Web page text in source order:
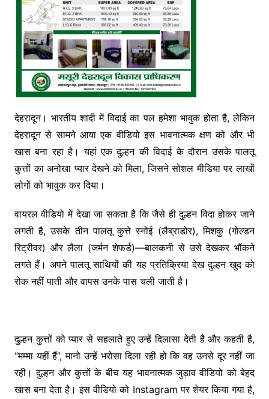
देहरादून। भारतीय शादी में विदाई का पल हमेशा भावुक होता है, लेकिन
देहरादून से सामने आया एक वीडियो इस भावनात्मक क्षण को और भी
खास बना रहा है। यहां एक दुल्हन की विदाई के दौरान उसके पालतू
कुत्तों का अनोखा प्यार देखने को मिला, जिसने सोशल मीडिया पर लाखों
लोगों को भावुक कर दिया।
वायरल वीडियो में देखा जा सकता है कि जैसे ही दुल्हन विदा होकर जाने
लगती है, उसके तीन पालतू कुत्ते स्नोई (लैब्राडोर), मिशकु (गोल्डन
रिट्रीवर) और लैला (जर्मन शेफर्ड)—बालकनी से उसे देखकर भौंकने
लगते हैं। अपने पालतू साथियों की यह प्रतिक्रिया देख दुल्हन खुद को
रोक नहीं पाती और वापस उनके पास चली जाती है।
दुल्हन कुत्तों को प्यार से सहलाते हुए उन्हें दिलासा देती है और कहती है,
“मम्मा यहीं हैं”, मानो उन्हें भरोसा दिला रही हो कि वह उनसे दूर नहीं जा
रही। दुल्हन और कुत्तों के बीच यह भावनात्मक जुड़ाव वीडियो को बेहद
खास बना देता है। इस वीडियो को Instagram पर शेयर किया गया है,